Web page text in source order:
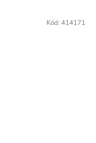
Kód: 414171